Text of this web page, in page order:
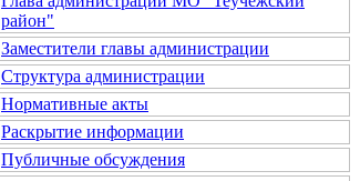
район"
Заместители главы администрации
Структура администрации
Нормативные акты
Раскрытие информации
Публичные обсуждения